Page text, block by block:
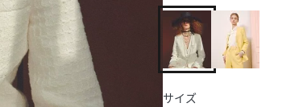
サイズ